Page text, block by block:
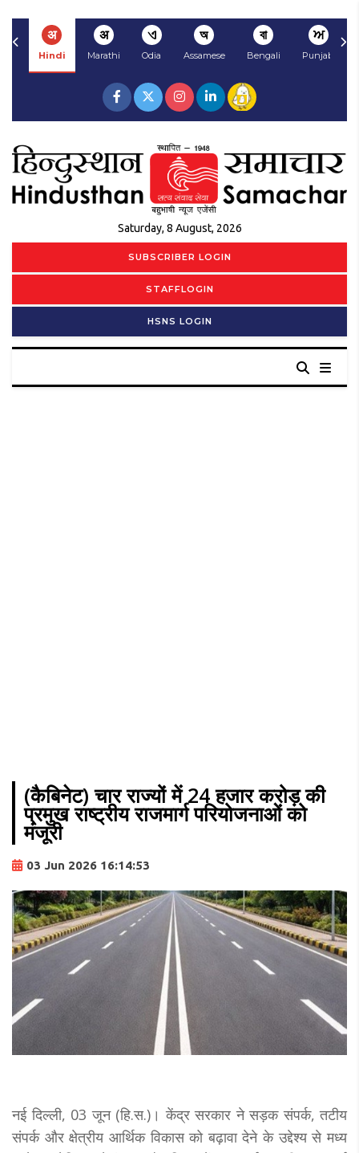
अ
Hindi
अ
Marathi
ଏ
Odia
অ
Assamese
বা
Bengali
ਅ
Punjabi
Saturday, 8 August, 2026
SUBSCRIBER LOGIN
STAFFLOGIN
HSNS LOGIN
(कैबिनेट) चार राज्यों में 24 हजार करोड़ की
प्रमुख राष्ट्रीय राजमार्ग परियोजनाओं को
मंजूरी
03 Jun 2026 16:14:53
नई दिल्ली, 03 जून (हि.स.)। केंद्र सरकार ने सड़क संपर्क, तटीय
संपर्क और क्षेत्रीय आर्थिक विकास को बढ़ावा देने के उद्देश्य से मध्य